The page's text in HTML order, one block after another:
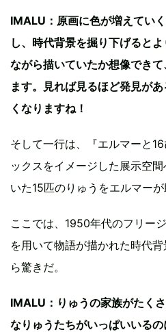
IMALU：原画に色が増えてい
し、時代背景を掘り下げると
ながら描いていたか想像でき
ます。見れば見るほど発見が
くなりますね！
そして一行は、『エルマーと
ックスをイメージした展示空
いた15匹のりゅうをエルマーが
ここでは、1950年代のフリー
を用いて物語が描かれた時代
ら驚きだ。
IMALU：りゅうの家族がたく
なりゅうたちがいっぱいいる